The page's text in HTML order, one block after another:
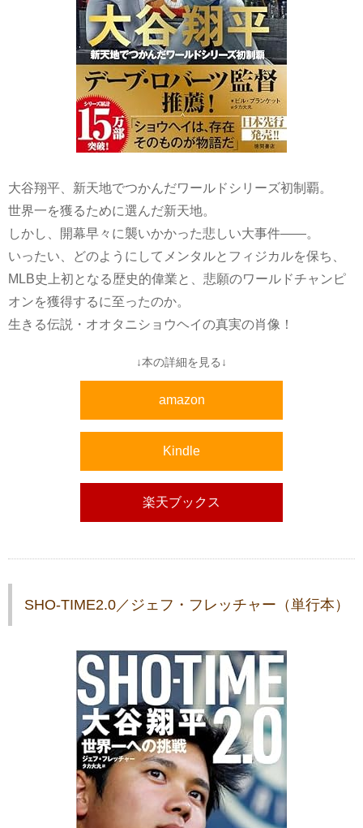
大谷翔平、新天地でつかんだワールドシリーズ初制覇。
世界一を獲るために選んだ新天地。
しかし、開幕早々に襲いかかった悲しい大事件――。
いったい、どのようにしてメンタルとフィジカルを保ち、
MLB史上初となる歴史的偉業と、悲願のワールドチャンピ
オンを獲得するに至ったのか。
生きる伝説・オオタニショウヘイの真実の肖像！
↓本の詳細を見る↓
amazon
Kindle
楽天ブックス
SHO-TIME2.0／ジェフ・フレッチャー（単行本）